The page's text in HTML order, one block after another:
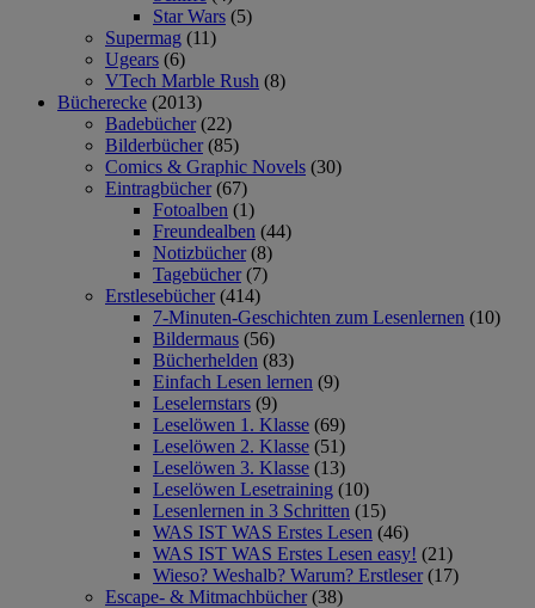
Star Wars (5)
Supermag (11)
Ugears (6)
VTech Marble Rush (8)
Bücherecke (2013)
Badebücher (22)
Bilderbücher (85)
Comics & Graphic Novels (30)
Eintragbücher (67)
Fotoalben (1)
Freundealben (44)
Notizbücher (8)
Tagebücher (7)
Erstlesebücher (414)
7-Minuten-Geschichten zum Lesenlernen (10)
Bildermaus (56)
Bücherhelden (83)
Einfach Lesen lernen (9)
Leselernstars (9)
Leselöwen 1. Klasse (69)
Leselöwen 2. Klasse (51)
Leselöwen 3. Klasse (13)
Leselöwen Lesetraining (10)
Lesenlernen in 3 Schritten (15)
WAS IST WAS Erstes Lesen (46)
WAS IST WAS Erstes Lesen easy! (21)
Wieso? Weshalb? Warum? Erstleser (17)
Escape- & Mitmachbücher (38)